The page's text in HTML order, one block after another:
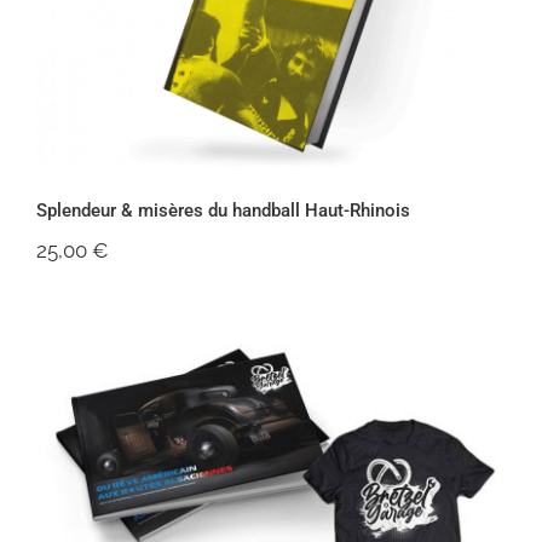
Haut-Rhinois
Splendeur & misères du handball Haut-Rhinois
25,00 €
Offre Tome 2 + Goodies